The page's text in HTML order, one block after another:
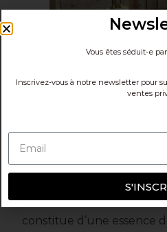
Yakisugi, le guéridon en
constitue d’une essence
Vous êtes séduit-e
Inscrivez-vous à notre newsletter pour
ventes